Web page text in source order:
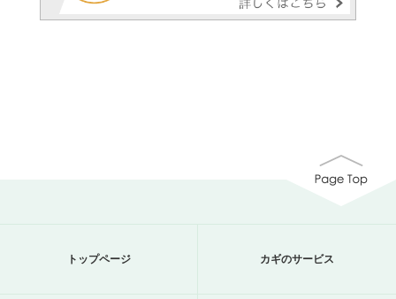
トップページ カギのサービス